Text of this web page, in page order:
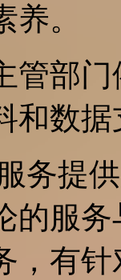
。
管部
和数
务提
的服
，有